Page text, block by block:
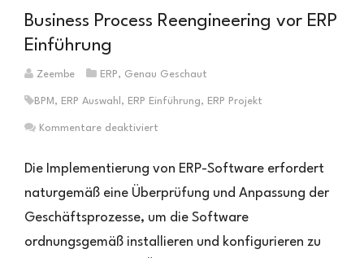
Business Process Reengineering vor ERP
Einführung
Zeembe ERP, Genau Geschaut
BPM , ERP Auswahl , ERP Einführung, ERP Projekt
Kommentare deaktiviert
Process
vor
ERP
Einführung
Die Implementierung von ERP-Software erfordert
naturgemäß eine Überprüfung und Anpassung der
Geschäftsprozesse, um die Software
ordnungsgemäß installieren und konfigurieren zu